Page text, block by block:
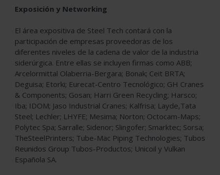
Exposición y Networking
El área expositiva de Steel Tech contará con la
participación de empresas proveedoras de los
diferentes niveles de la cadena de valor de la industria
siderúrgica. Entre ellas se incluyen firmas como ABB;
Arcelormittal Olaberria-Bergara; Bonak; Ceit BRTA;
Deguisa; Etorki; Eurecat-Centro Tecnológico; GH Cranes
& Components; Gosan; Harri Green Recycling; Harsco;
Iba; IDOM; Jaso Industrial Cranes; Kalfrisa; Layde,Tata
Steel; Lechler; LHYFE; Mesima; Norton; Octocam-Maps;
Polytec Spa; Sarralle; Sidenor; Slingofer; Smarktec; Sorsa;
TheSteelPrinters; Tube-Mac Piping Technologies; Tubos
Reunidos Group Tubos-Productos; Unicoil y Vulkan
Española SA.